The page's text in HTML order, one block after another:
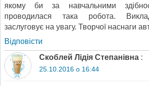
якому би за навчальними
проводилася така робота.
заслуговує на увагу. Творчої наснаги
Відповіcти
Скоблей Лідія Степанівна :
25.10.2016 о 16:44